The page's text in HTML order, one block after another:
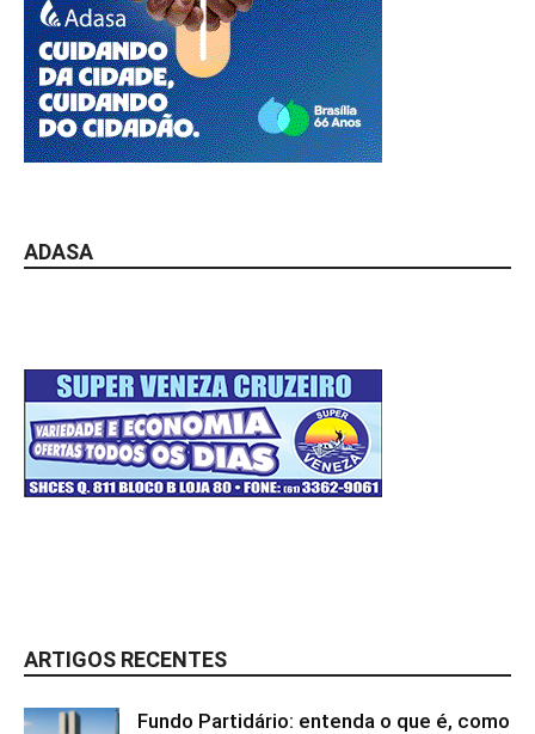
ADASA
ARTIGOS RECENTES
Fundo Partidário: entenda o que é, como